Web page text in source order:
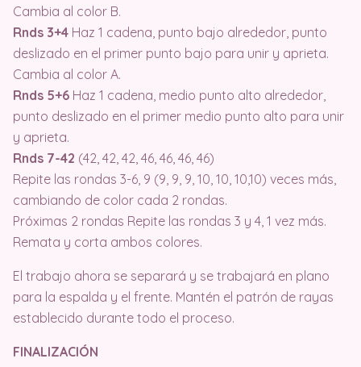
Cambia al color B.
Rnds 3+4 Haz 1 cadena, punto bajo alrededor, punto
deslizado en el primer punto bajo para unir y aprieta.
Cambia al color A.
Rnds 5+6 Haz 1 cadena, medio punto alto alrededor,
punto deslizado en el primer medio punto alto para unir
y aprieta.
Rnds 7-42 (42, 42, 42, 46, 46, 46, 46)
Repite las rondas 3-6, 9 (9, 9, 9, 10, 10, 10,10) veces más,
cambiando de color cada 2 rondas.
Próximas 2 rondas Repite las rondas 3 y 4, 1 vez más.
Remata y corta ambos colores.
El trabajo ahora se separará y se trabajará en plano
para la espalda y el frente. Mantén el patrón de rayas
establecido durante todo el proceso.
FINALIZACIÓN